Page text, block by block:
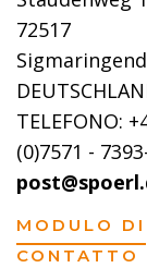
72517
TELEFONO:
(0)7571 -
MODULO DI
CONTATTO